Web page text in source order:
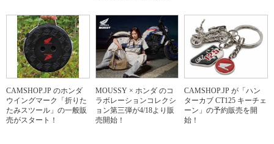
CAMSHOP.JP のホンダ
ウイングマーク「折りた
たみスツール」の一般販
売がスタート！
MOUSSY × ホンダ のコ
ラボレーションコレクシ
ョン第三弾が4/18より販
売開始！
CAMSHOP.JP が「ハン
ターカブ CT125 キーチェ
ーン」の予約販売を開
始！